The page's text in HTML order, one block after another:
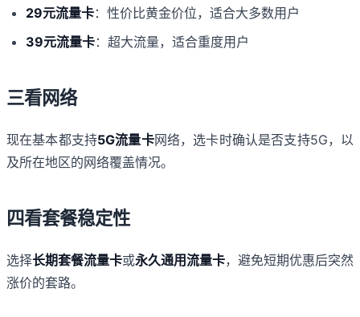
29元流量卡：性价比黄金价位，适合大多数用户
39元流量卡：超大流量，适合重度用户
三看网络
现在基本都支持5G流量卡网络，选卡时确认是否支持5G，以
及所在地区的网络覆盖情况。
四看套餐稳定性
选择长期套餐流量卡或永久通用流量卡，避免短期优惠后突然
涨价的套路。